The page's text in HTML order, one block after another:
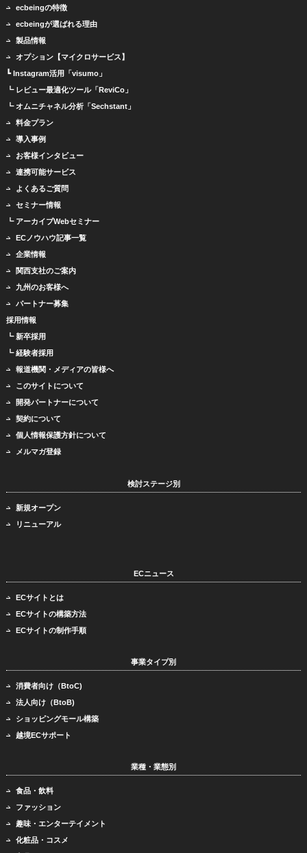
ecbeingの特徴
ecbeingが選ばれる理由
製品情報
オプション【マイクロサービス】
┗ Instagram活用「visumo」
┗ レビュー最適化ツール「ReviCo」
┗ オムニチャネル分析「Sechstant」
料金プラン
導入事例
お客様インタビュー
連携可能サービス
よくあるご質問
セミナー情報
┗ アーカイブWebセミナー
ECノウハウ記事一覧
企業情報
関西支社のご案内
九州のお客様へ
パートナー募集
採用情報
┗ 新卒採用
┗ 経験者採用
報道機関・メディアの皆様へ
このサイトについて
開発パートナーについて
契約について
個人情報保護方針について
メルマガ登録
検討ステージ別
新規オープン
リニューアル
ECニュース
ECサイトとは
ECサイトの構築方法
ECサイトの制作手順
事業タイプ別
消費者向け（BtoC)
法人向け（BtoB)
ショッピングモール構築
越境ECサポート
業種・業態別
食品・飲料
ファッション
趣味・エンターテイメント
化粧品・コスメ